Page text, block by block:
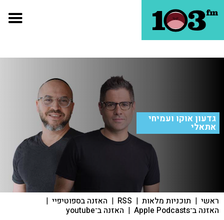
גדעון אוקו ועמיחי
אתאלי
ראשי | תוכניות מלאות |
RSS
| האזנה בספוטיפיי |
האזנה ב־Apple Podcasts | האזנה ב־youtube